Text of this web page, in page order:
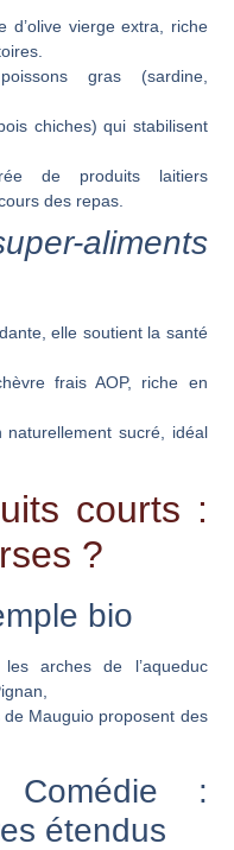
d’olive vierge extra, riche
gras (sardine,
chiches) qui stabilisent
de produits laitiers
des repas.
aliments
elle soutient la santé
frais AOP, riche en
naturellement sucré, idéal
courts :
?
bio
arches de l’aqueduc
Mauguio proposent des
:
étendus